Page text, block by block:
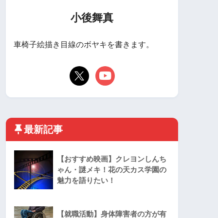
小後舞真
車椅子絵描き目線のボヤキを書きます。
最新記事
【おすすめ映画】クレヨンしんち
ゃん・謎メキ！花の天カス学園の
魅力を語りたい！
【就職活動】身体障害者の方が有